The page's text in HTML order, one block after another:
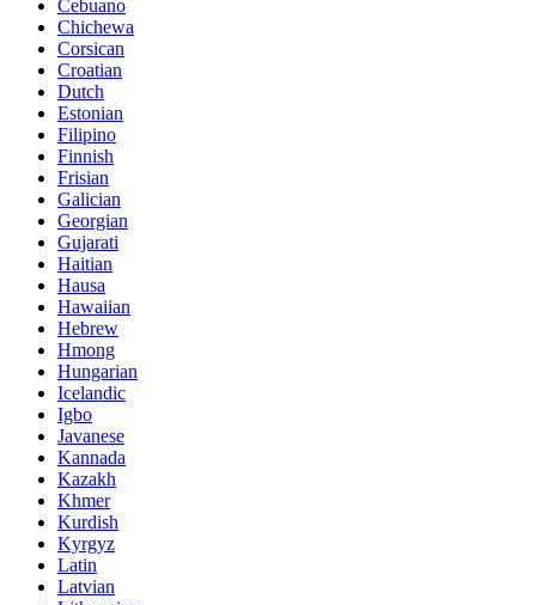
Cebuano
Chichewa
Corsican
Croatian
Dutch
Estonian
Filipino
Finnish
Frisian
Galician
Georgian
Gujarati
Haitian
Hausa
Hawaiian
Hebrew
Hmong
Hungarian
Icelandic
Igbo
Javanese
Kannada
Kazakh
Khmer
Kurdish
Kyrgyz
Latin
Latvian